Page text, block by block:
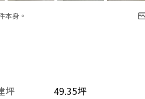
本身。
坪 49.35坪